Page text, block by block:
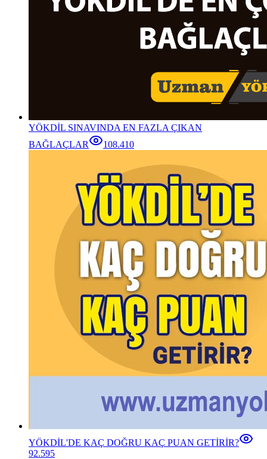
YÖKDİL SINAVINDA EN FAZLA ÇIKAN
BAĞLAÇLAR
108.410
YÖKDİL'DE KAÇ DOĞRU KAÇ PUAN GETİRİR?
92.595